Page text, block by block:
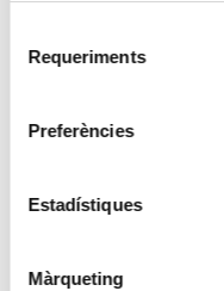
Requeriments
Preferències
Estadístiques
Màrqueting